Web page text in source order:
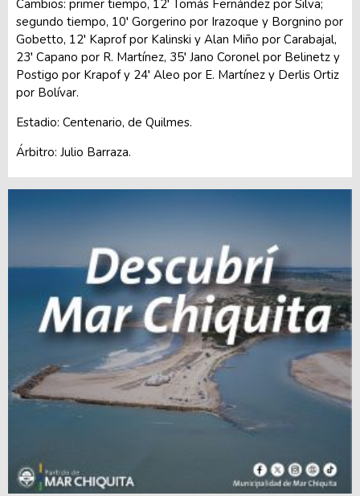
Cambios: primer tiempo, 12′ Tomás Fernández por Silva;
segundo tiempo, 10′ Gorgerino por Irazoque y Borgnino por
Gobetto, 12′ Kaprof por Kalinski y Alan Miño por Carabajal,
23′ Capano por R. Martínez, 35′ Jano Coronel por Belinetz y
Postigo por Krapof y 24′ Aleo por E. Martínez y Derlis Ortiz
por Bolívar.
Estadio: Centenario, de Quilmes.
Árbitro: Julio Barraza.